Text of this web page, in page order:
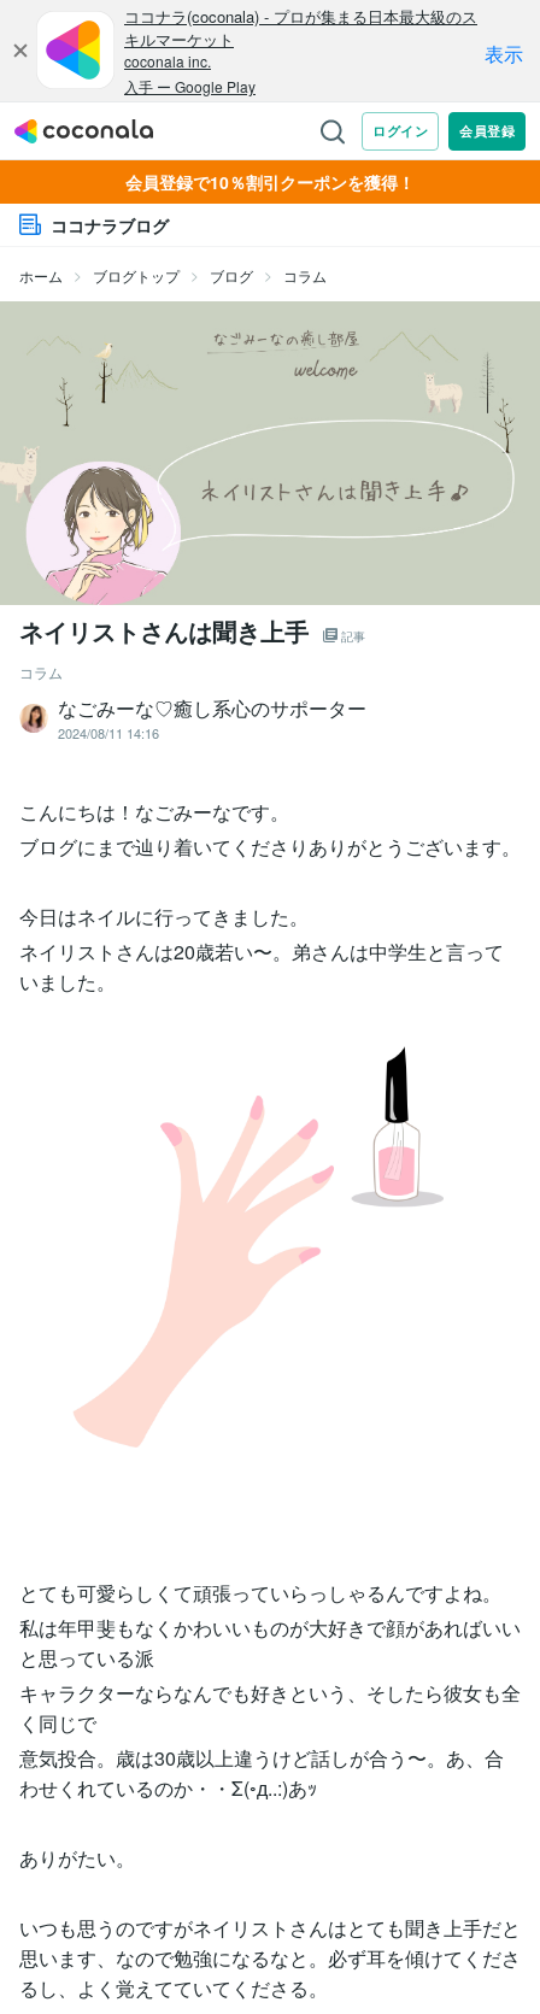
会員登録で10％割引クーポンを獲得！
ココナラブログ
ホーム ブログトップ ブログ コラム
ネイリストさんは聞き上手 記事
コラム
なごみーな♡癒し系心のサポーター
2024/08/11 14:16
こんにちは！なごみーなです。
ブログにまで辿り着いてくださりありがとうございます。
今日はネイルに行ってきました。
ネイリストさんは20歳若い〜。弟さんは中学生と言って
いました。
とても可愛らしくて頑張っていらっしゃるんですよね。
私は年甲斐もなくかわいいものが大好きで顔があればいい
と思っている派
キャラクターならなんでも好きという、そしたら彼女も全
く同じで
意気投合。歳は30歳以上違うけど話しが合う〜。あ、合
わせくれているのか・・Σ(◦д..:)あｯ
ありがたい。
いつも思うのですがネイリストさんはとても聞き上手だと
思います、なので勉強になるなと。必ず耳を傾けてくださ
るし、よく覚えてていてくださる。